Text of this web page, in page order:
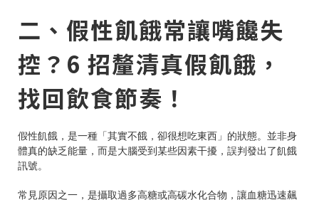
二、假性飢餓常讓嘴饞失
控？6 招釐清真假飢餓，
找回飲食節奏！
假性飢餓，是一種「其實不餓，卻很想吃東西」的狀態。並非身
體真的缺乏能量，而是大腦受到某些因素干擾，誤判發出了飢餓
訊號。
常見原因之一，是攝取過多高糖或高碳水化合物，讓血糖迅速飆